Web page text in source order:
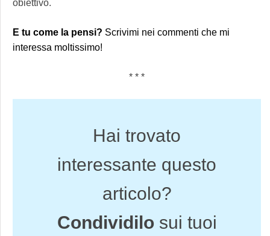
obiettivo.
E tu come la pensi? Scrivimi nei commenti che mi
interessa moltissimo!
* * *
Hai trovato
interessante questo
articolo?
Condividilo sui tuoi